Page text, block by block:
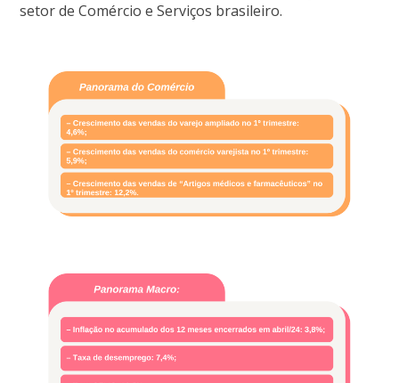
setor de Comércio e Serviços brasileiro.